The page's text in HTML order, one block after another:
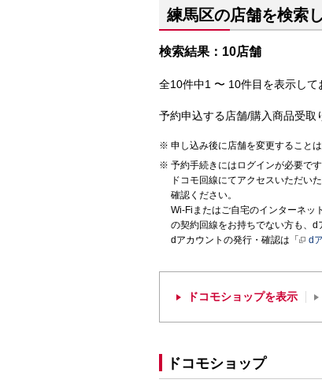
練馬区の店舗を検索
検索結果：10店舗
全10件中1 〜 10件目を表示して
予約申込する店舗/購入商品受取
申し込み後に店舗を変更することは
予約手続きにはログインが必要です
ドコモ回線にてアクセスいただい
確認ください。
Wi-Fiまたはご自宅のインターネッ
の契約回線をお持ちでない方も、d
dアカウントの発行・確認は「
d
ドコモショップを表示
ドコモショップ